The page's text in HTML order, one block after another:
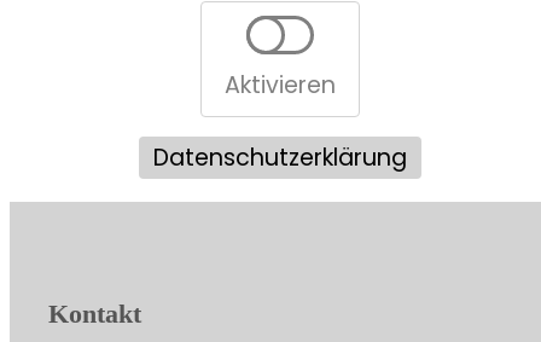
Aktivieren
Datenschutzerklärung
Kontakt